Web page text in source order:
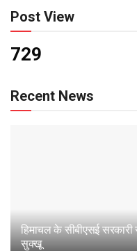
Post View
729
Recent News
हिमाचल के सीबीएसई
सुक्खू